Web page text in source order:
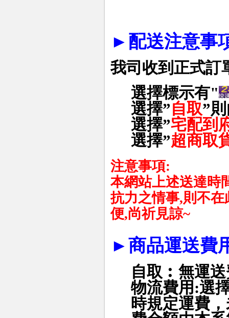
► 配送注意事
我司收到正式訂
選擇標示有"
選擇”自取”
選擇”宅配到
選擇”超商取
注意事項:
本網站上述送達時
抗力之情事,則不在
便,尚祈見諒~
►商品運送費
自取︰無運
物流費用 :選
時規定運費